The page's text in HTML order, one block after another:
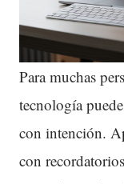
Para muchas
tecnología
con intención.
con